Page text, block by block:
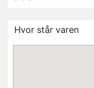
Hvor står varen